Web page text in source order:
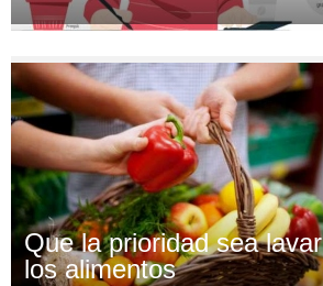
Que la prioridad sea lavar
los alimentos